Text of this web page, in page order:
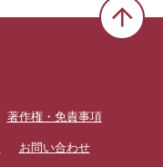
著作権・免責事項
お問い合わせ